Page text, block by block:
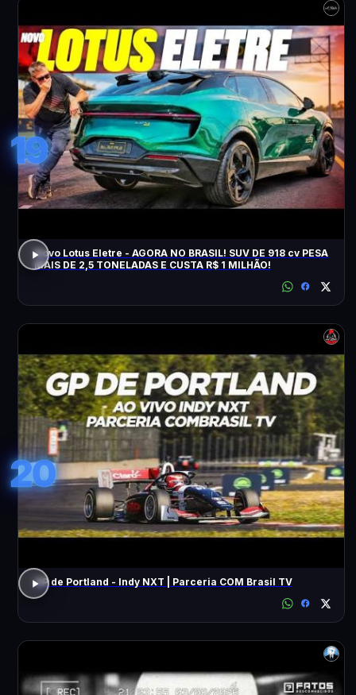
19
Novo Lotus Eletre - AGORA NO BRASIL! SUV DE 918 cv PESA
MAIS DE 2,5 TONELADAS E CUSTA R$ 1 MILHÃO!
20
GP de Portland - Indy NXT | Parceria COM Brasil TV